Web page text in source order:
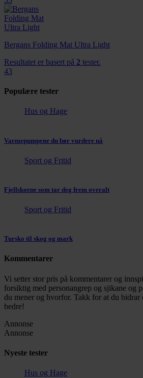
Bergans Folding Mat Ultra Light
Resultatet er basert på 2 tester.
43
Populære tester
Hus og Hage
Varmepumpene du bør vurdere nå
Sport og Fritid
Fjellskoene som tar deg frem overalt
Sport og Fritid
Tursko til skog og mark
Kommentarer
Vi setter stor pris på kommentarer og
forsiktig med personangrep og sjikane og
du mener og hvorfor. Takk for at du bidrar
bedre!
Annonse
Annonse
Nyeste tester
Hus og Hage